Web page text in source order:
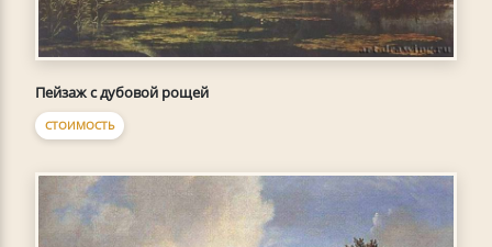
Пейзаж с дубовой рощей
СТОИМОСТЬ